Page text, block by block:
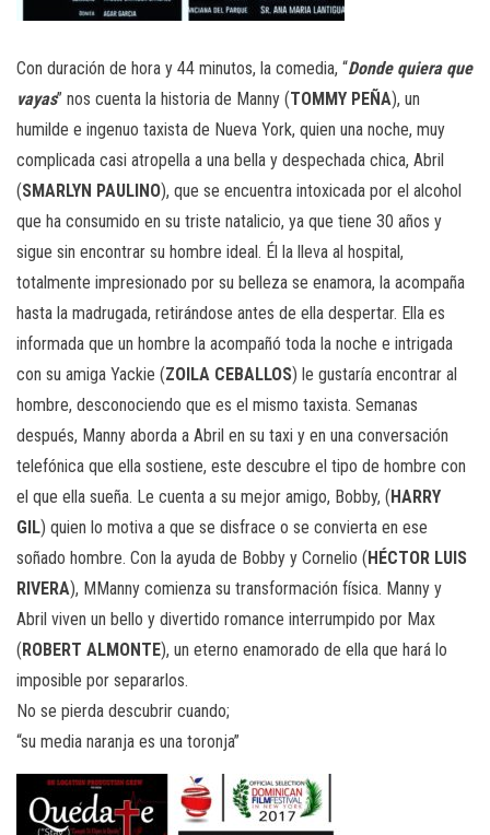
Con duración de hora y 44 minutos, la comedia, “Donde quiera que
vayas” nos cuenta la historia de Manny (TOMMY PEÑA), un
humilde e ingenuo taxista de Nueva York, quien una noche, muy
complicada casi atropella a una bella y despechada chica, Abril
(SMARLYN PAULINO), que se encuentra intoxicada por el alcohol
que ha consumido en su triste natalicio, ya que tiene 30 años y
sigue sin encontrar su hombre ideal. Él la lleva al hospital,
totalmente impresionado por su belleza se enamora, la acompaña
hasta la madrugada, retirándose antes de ella despertar. Ella es
informada que un hombre la acompañó toda la noche e intrigada
con su amiga Yackie (ZOILA CEBALLOS) le gustaría encontrar al
hombre, desconociendo que es el mismo taxista. Semanas
después, Manny aborda a Abril en su taxi y en una conversación
telefónica que ella sostiene, este descubre el tipo de hombre con
el que ella sueña. Le cuenta a su mejor amigo, Bobby, (HARRY
GIL) quien lo motiva a que se disfrace o se convierta en ese
soñado hombre. Con la ayuda de Bobby y Cornelio (HÉCTOR LUIS
RIVERA), MManny comienza su transformación física. Manny y
Abril viven un bello y divertido romance interrumpido por Max
(ROBERT ALMONTE), un eterno enamorado de ella que hará lo
imposible por separarlos.
No se pierda descubrir cuando;
“su media naranja es una toronja”